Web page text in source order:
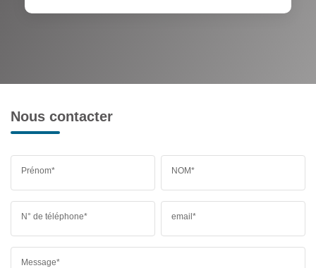
Nous contacter
Prénom* NOM*
N° de téléphone* email*
Message*